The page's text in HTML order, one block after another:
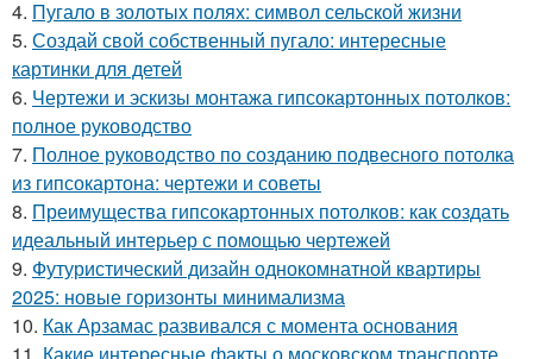
4. Пугало в золотых полях: символ сельской жизни
5. Создай свой собственный пугало: интересные
картинки для детей
6. Чертежи и эскизы монтажа гипсокартонных потолков:
полное руководство
7. Полное руководство по созданию подвесного потолка
из гипсокартона: чертежи и советы
8. Преимущества гипсокартонных потолков: как создать
идеальный интерьер с помощью чертежей
9. Футуристический дизайн однокомнатной квартиры
2025: новые горизонты минимализма
10. Как Арзамас развивался с момента основания